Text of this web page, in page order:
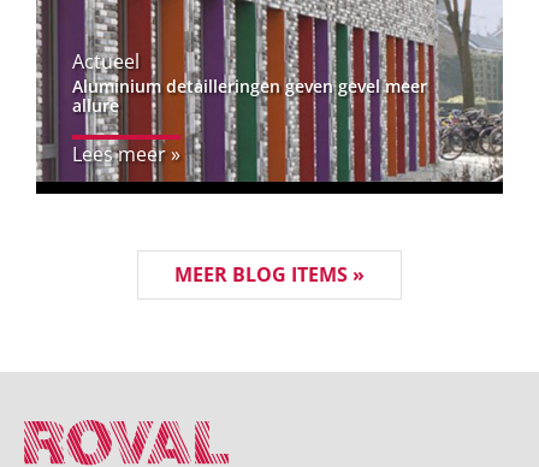
Actueel
Aluminium detailleringen geven gevel meer
allure
Lees meer »
MEER BLOG ITEMS »